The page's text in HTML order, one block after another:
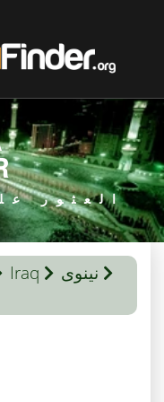
العثور
Iraq
نينوى